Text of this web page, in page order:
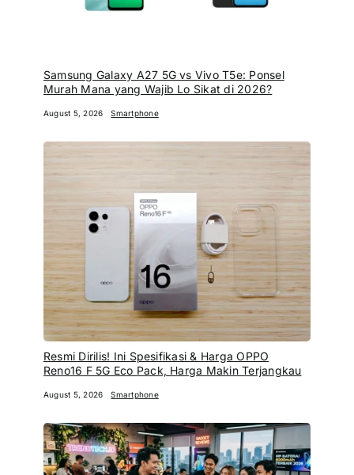
Samsung Galaxy A27 5G vs Vivo T5e: Ponsel
Murah Mana yang Wajib Lo Sikat di 2026?
August 5, 2026 Smartphone
Resmi Dirilis! Ini Spesifikasi & Harga OPPO
Reno16 F 5G Eco Pack, Harga Makin Terjangkau
August 5, 2026 Smartphone